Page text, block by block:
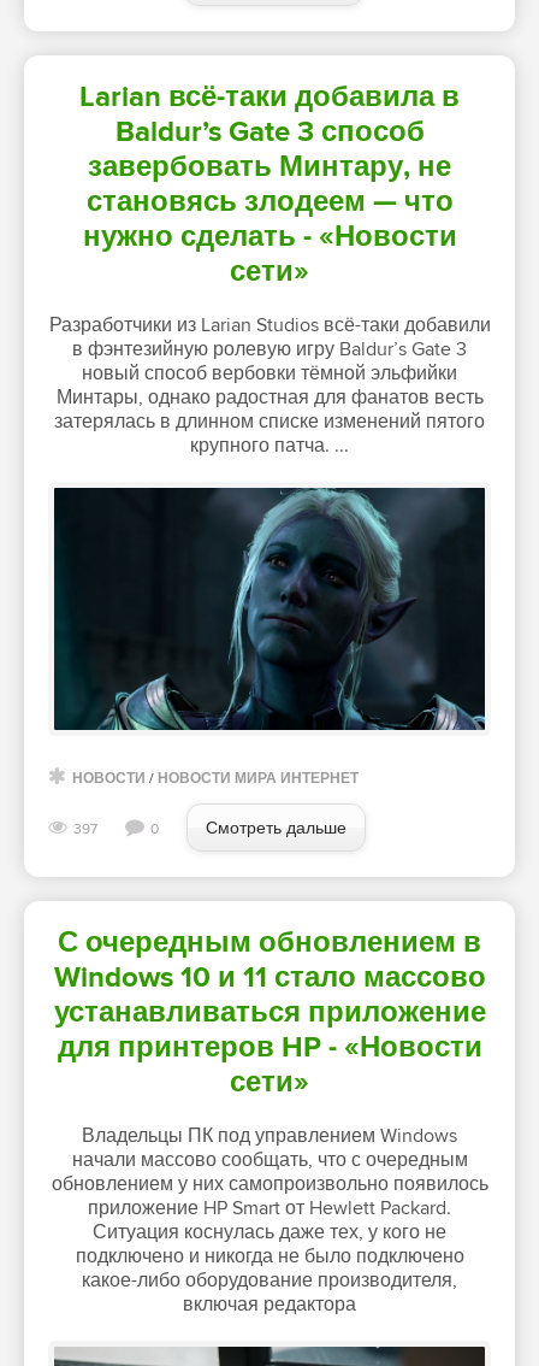
Larian всё-таки добавила в
Baldur’s Gate 3 способ
завербовать Минтару, не
становясь злодеем — что
нужно сделать - «Новости
сети»
Разработчики из Larian Studios всё-таки добавили
в фэнтезийную ролевую игру Baldur’s Gate 3
новый способ вербовки тёмной эльфийки
Минтары, однако радостная для фанатов весть
затерялась в длинном списке изменений пятого
крупного патча. ...
НОВОСТИ / НОВОСТИ МИРА ИНТЕРНЕТ
397 0 Смотреть дальше
С очередным обновлением в
Windows 10 и 11 стало массово
устанавливаться приложение
для принтеров HP - «Новости
сети»
Владельцы ПК под управлением Windows
начали массово сообщать, что с очередным
обновлением у них самопроизвольно появилось
приложение HP Smart от Hewlett Packard.
Ситуация коснулась даже тех, у кого не
подключено и никогда не было подключено
какое-либо оборудование производителя,
включая редактора